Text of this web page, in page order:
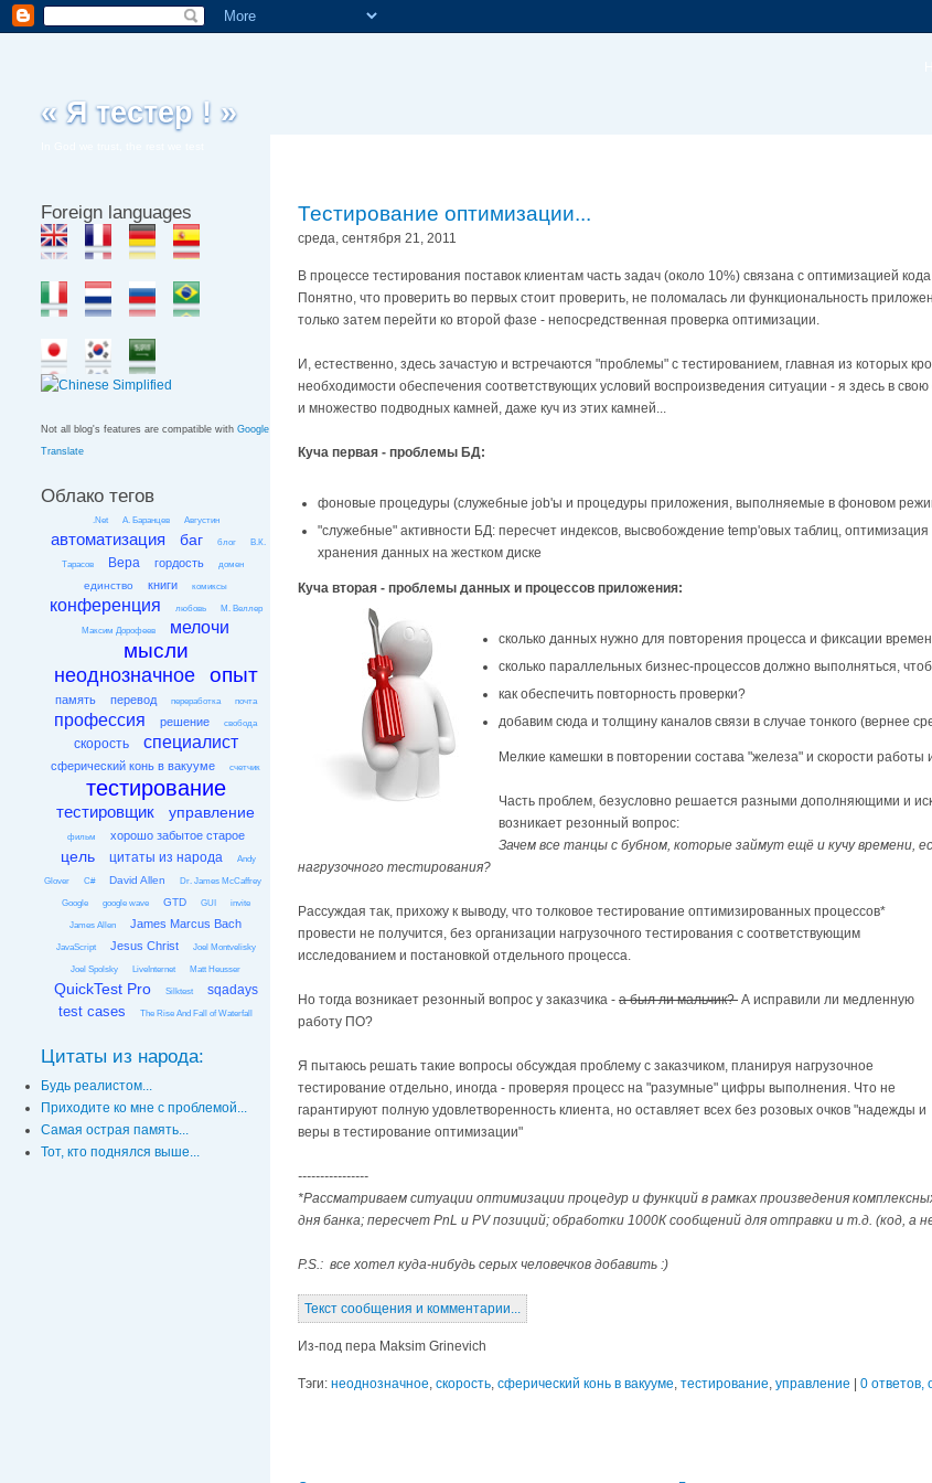
« Я тестер ! »
Foreign languages
Not all blog's features are compatible with Google
Translate
Облако тегов
.Net А. Баранцев Августин
автоматизация баг блог В.К.
Тарасов Вера гордость домен
единство книги комиксы
конференция любовь М. Веллер
Максим Дорофеев мелочи
мысли
неоднозначное опыт
память перевод переработка почта
профессия решение свобода
скорость специалист
сферический конь в вакууме счетчик
тестирование
тестировщик управление
фильм хорошо забытое старое
цель цитаты из народа Andy
Glover C# David Allen Dr. James McCaffrey
Google google wave GTD GUI invite
James Allen James Marcus Bach
JavaScript Jesus Christ Joel Montvelisky
Joel Spolsky LiveInternet Matt Heusser
QuickTest Pro Silktest sqadays
test cases The Rise And Fall of Waterfall
Цитаты из народа:
Будь реалистом...
Приходите ко мне с проблемой...
Самая острая память...
Тот, кто поднялся выше...
Тестирование оптимизации...
среда, сентября 21, 2011
В процессе тестирования поставок клиентам часть задач (около 10%) связана с оптимизацией
Понятно, что проверить во первых стоит проверить, не поломалась ли функциональность
только затем перейти ко второй фазе - непосредственная проверка оптимизации.
И, естественно, здесь зачастую и встречаются "проблемы" с тестированием, главная из которых
необходимости обеспечения соответствующих условий воспроизведения ситуации - я здесь в свою
и множество подводных камней, даже куч из этих камней...
Куча первая - проблемы БД:
фоновые процедуры (служебные job'ы и процедуры приложения, выполняемые в фоновом
"служебные" активности БД: пересчет индексов, высвобождение temp'овых таблиц, оптимизация
хранения данных на жестком диске
Куча вторая - проблемы данных и процессов приложения:
сколько данных нужно для повторения процесса и фиксации
сколько параллельных бизнес-процессов должно выполняться,
как обеспечить повторность проверки?
добавим сюда и толщину каналов связи в случае тонкого (вернее
Мелкие камешки в повторении состава "железа" и скорости работы
Часть проблем, безусловно решается разными дополняющими и
возникает резонный вопрос:
Зачем все танцы с бубном, которые займут ещё и кучу времени,
нагрузочного тестирования?
Рассуждая так, прихожу к выводу, что толковое тестирование оптимизированных процессов*
провести не получится, без организации нагрузочного тестирования с соответствующим
исследованием и постановкой отдельного процесса.
Но тогда возникает резонный вопрос у заказчика - а был ли мальчик? А исправили ли медленную
работу ПО?
Я пытаюсь решать такие вопросы обсуждая проблему с заказчиком, планируя нагрузочное
тестирование отдельно, иногда - проверяя процесс на "разумные" цифры выполнения. Что не
гарантируют полную удовлетворенность клиента, но оставляет всех без розовых очков "надежды и
веры в тестирование оптимизации"
----------------
*Рассматриваем ситуации оптимизации процедур и функций в рамках произведения
дня банка; пересчет PnL и PV позиций; обработки 1000К сообщений для отправки и т.д. (код, а
P.S.: все хотел куда-нибудь серых человечков добавить :)
Текст сообщения и комментарии...
Из-под пера Maksim Grinevich
Тэги: неоднозначное, скорость, сферический конь в вакууме, тестирование, управление 0 ответов,